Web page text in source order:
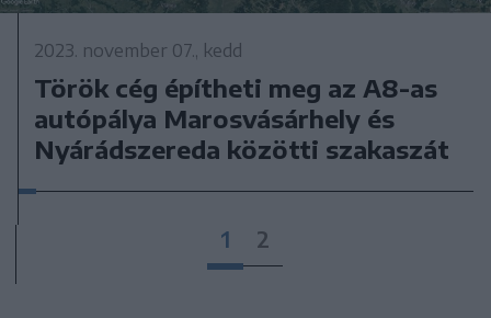
2023. november 07., kedd
Török cég építheti meg az A8-as
autópálya Marosvásárhely és
Nyárádszereda közötti szakaszát
1 2